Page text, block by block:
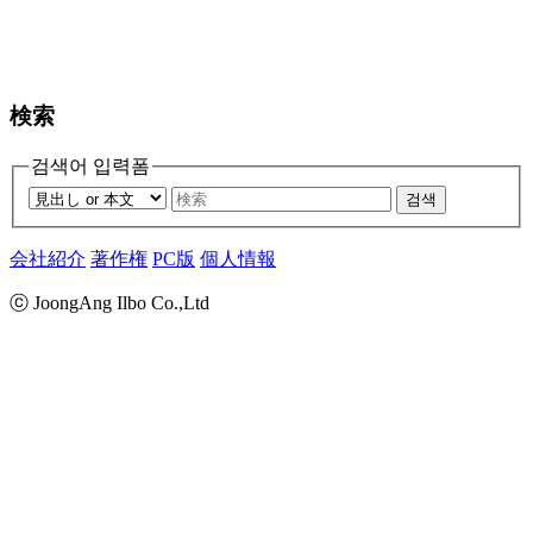
検索
검색어 입력폼
검색
会社紹介 著作権 PC版 個人情報
ⓒ JoongAng Ilbo Co.,Ltd